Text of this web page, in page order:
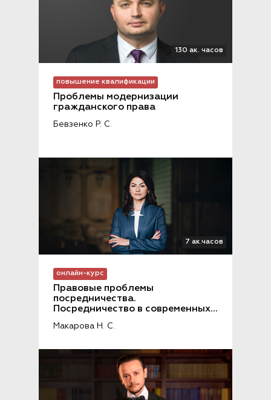
130 ак. часов
повышение квалификации
Проблемы модернизации
гражданского права
Бевзенко Р. С.
7 ак.часов
онлайн-курс
Правовые проблемы
посредничества.
Посредничество в современных
Макарова Н. С.